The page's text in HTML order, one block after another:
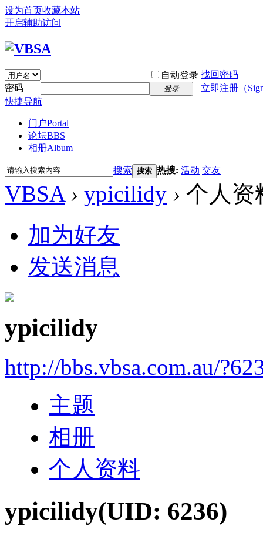
设为首页收藏本站
开启辅助访问
自动登录 找回密码
密码
登录
立即注册（
快捷导航
门户Portal
论坛BBS
相册Album
搜索 搜索 热搜: 活动 交友
VBSA › ypicilidy › 个人资
加为好友
发送消息
ypicilidy
http://bbs.vbsa.com.au/
主题
相册
个人资料
ypicilidy(UID: 6236)